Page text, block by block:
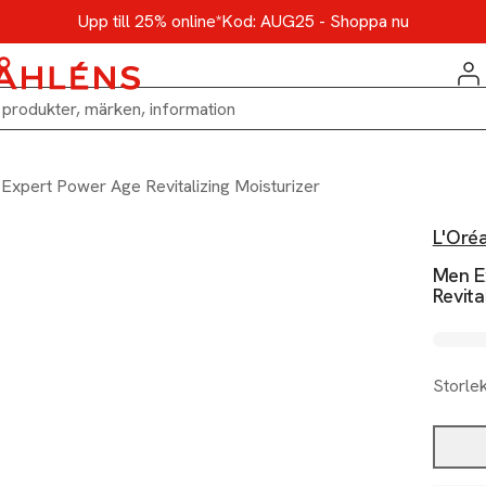
Upp till 25% online*Kod: AUG25 - Shoppa nu
Power Age Revitalizing Moisturizer
Men